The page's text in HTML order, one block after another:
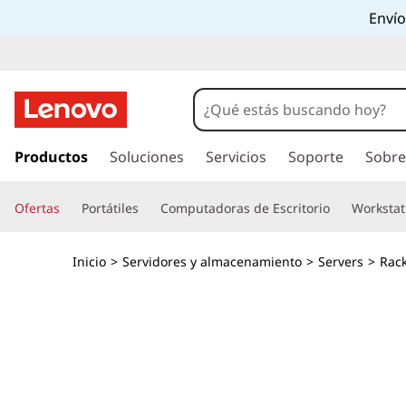
n
k
S
r
c
Productos Soluciones Servicios Soporte
Ofertas Portátiles Computadoras de Escritorio
Inicio > Servidores y almacenamiento > Servers >